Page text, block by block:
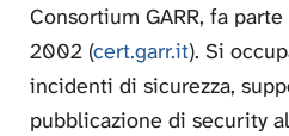
Consortium GARR, fa parte
2002 (cert.garr.it). Si
incidenti di sicurezza,
pubblicazione di security